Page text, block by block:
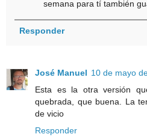
semana para tí también
Responder
José Manuel 10 de mayo
Esta es la otra versión
quebrada, que buena. La
de vicio
Responder